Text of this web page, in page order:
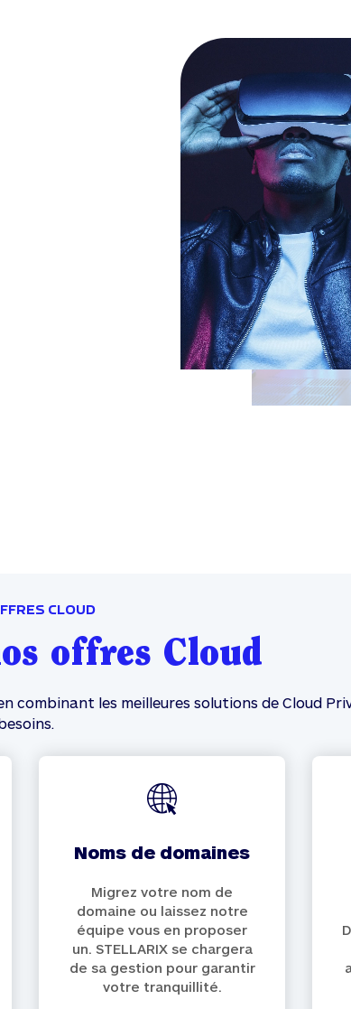
CLOUD
offres Cloud
combinant les meilleures solutions de Cloud
noms de domaines
Migrez votre nom de
domaine ou laissez notre
équipe vous en proposer
un. STELLARIX se chargera
de sa gestion pour garantir
votre tranquillité.